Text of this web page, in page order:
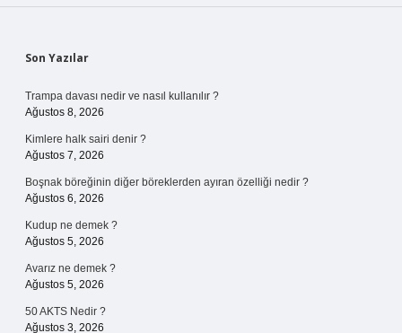
Sidebar
Son Yazılar
Trampa davası nedir ve nasıl kullanılır ?
Ağustos 8, 2026
Kimlere halk sairi denir ?
Ağustos 7, 2026
Boşnak böreğinin diğer böreklerden ayıran özelliği nedir ?
Ağustos 6, 2026
Kudup ne demek ?
Ağustos 5, 2026
Avarız ne demek ?
Ağustos 5, 2026
50 AKTS Nedir ?
Ağustos 3, 2026